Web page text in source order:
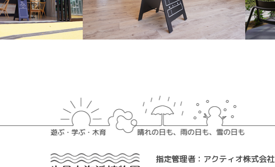
指定管理者：アクティオ株式会社